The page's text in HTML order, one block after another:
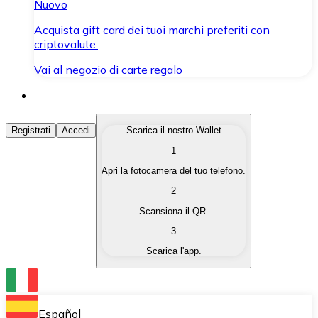
Nuovo
Acquista gift card dei tuoi marchi preferiti con
criptovalute.
Vai al negozio di carte regalo
Acquista Criptovalute
Acquista le criptovalute che ti interessano in modo
Converti le tue criptovalute in valuta fiat quando ne
Scambia una criptovaluta con un'altra
Conserva le tue cripto in un Wallet self-custodial.
Registrati Accedi
Scarica il nostro Wallet
1
Apri la fotocamera del tuo telefono.
2
Scansiona il QR.
3
Scarica l'app.
Español